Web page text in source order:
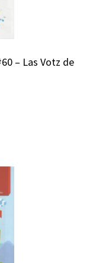
– Las Votz de